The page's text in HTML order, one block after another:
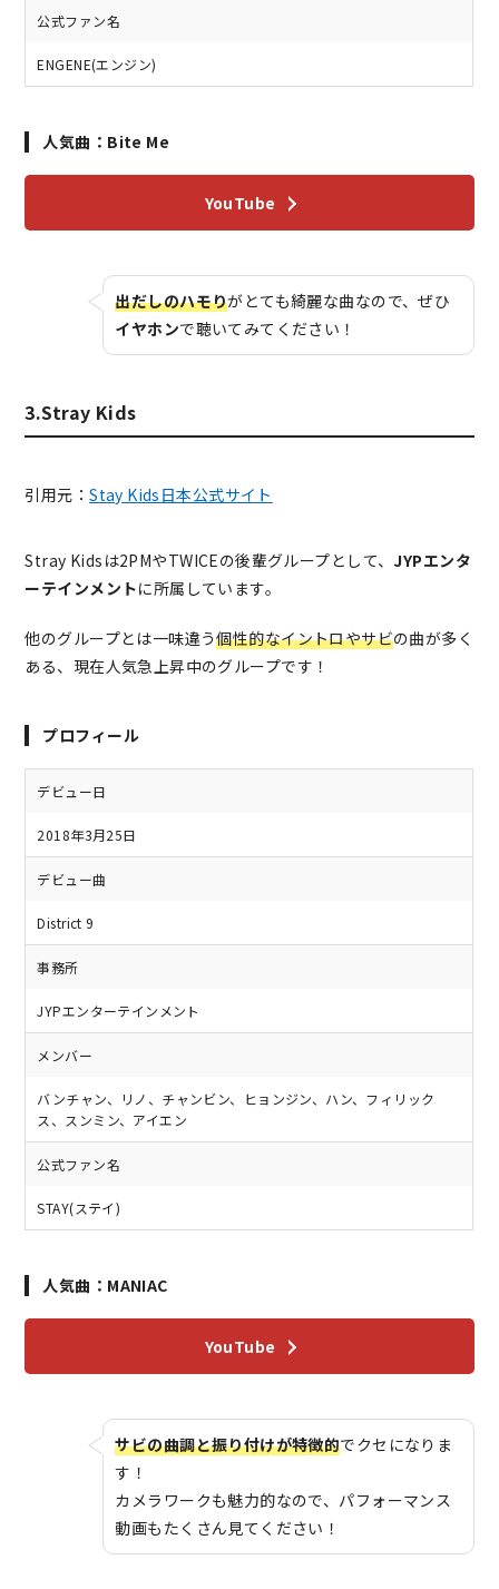
公式ファン名
ENGENE(エンジン)
人気曲：Bite Me
YouTube
出だしのハモりがとても綺麗な曲なので、ぜひ
イヤホンで聴いてみてください！
3.Stray Kids
引用元：Stay Kids日本公式サイト
Stray Kidsは2PMやTWICEの後輩グループとして、JYPエンタ
ーテインメントに所属しています。
他のグループとは一味違う個性的なイントロやサビの曲が多く
ある、現在人気急上昇中のグループです！
プロフィール
デビュー日
2018年3月25日
デビュー曲
District 9
事務所
JYPエンターテインメント
メンバー
バンチャン、リノ、チャンビン、ヒョンジン、ハン、フィリック
ス、スンミン、アイエン
公式ファン名
STAY(ステイ)
人気曲：MANIAC
YouTube
サビの曲調と振り付けが特徴的でクセになりま
す！
カメラワークも魅力的なので、パフォーマンス
動画もたくさん見てください！